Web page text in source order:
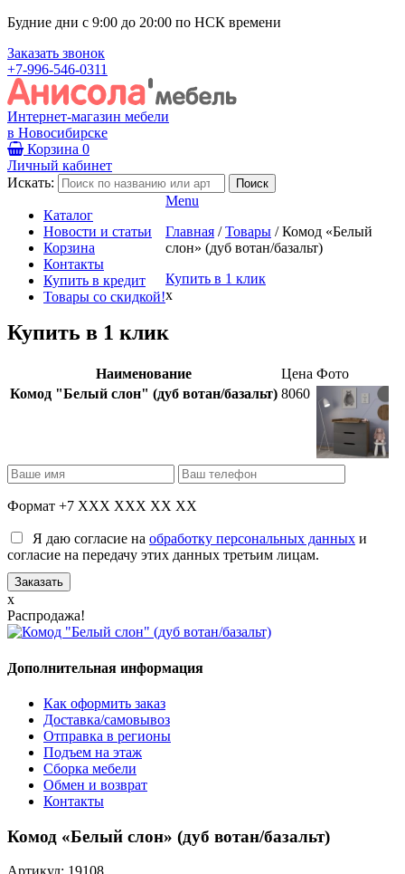
Будние дни с 9:00 до 20:00 по НСК времени
Заказать звонок
+7-996-546-0311
Интернет-магазин мебели
в Новосибирске
Корзина 0
Личный кабинет
Искать:
Каталог
Новости и статьи
Корзина
Контакты
Купить в кредит
Товары со скидкой!
Menu
Главная / Товары / Комод «Белый
слон» (дуб вотан/базальт)
Купить в 1 клик
x
Купить в 1 клик
Наименование Цена Фото
Комод "Белый слон" (дуб вотан/базальт) 8060
Формат +7 XXX XXX XX XX
Я даю согласие на обработку персональных данных и
согласие на передачу этих данных третьим лицам.
x
Распродажа!
Дополнительная информация
Как оформить заказ
Доставка/самовывоз
Отправка в регионы
Подъем на этаж
Сборка мебели
Обмен и возврат
Контакты
Комод «Белый слон» (дуб вотан/базальт)